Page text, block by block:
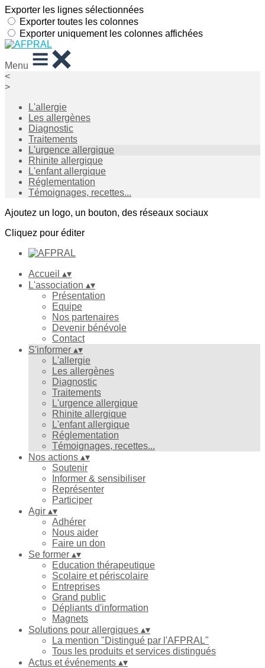
Exporter les lignes sélectionnées
Exporter toutes les colonnes
Exporter uniquement les colonnes affichées
Menu
<
>
L'allergie
Les allergènes
Diagnostic
Traitements
L'urgence allergique
Rhinite allergique
L'enfant allergique
Réglementation
Témoignages, recettes...
Ajoutez un logo, un bouton, des réseaux sociaux
Cliquez pour éditer
Accueil ▴▾
L'association ▴▾
Présentation
Equipe
Nos partenaires
Devenir bénévole
Contact
S'informer ▴▾
L'allergie
Les allergènes
Diagnostic
Traitements
L'urgence allergique
Rhinite allergique
L'enfant allergique
Réglementation
Témoignages, recettes...
Nos actions ▴▾
Soutenir
Informer & sensibiliser
Représenter
Participer
Agir ▴▾
Adhérer
Nous aider
Faire un don
Se former ▴▾
Education thérapeutique
Scolaire et périscolaire
Entreprises
Grand public
Dépliants d'information
Magnets
Solutions pour allergiques ▴▾
La mention "Distingué par l'AFPRAL"
Tous les produits et services distingués
Actus et événements ▴▾